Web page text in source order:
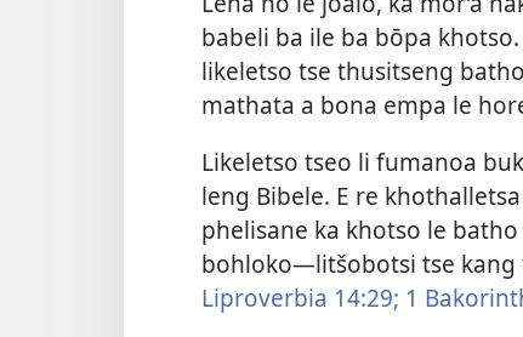
babeli ba ile ba bōpa
likeletso tse thusitseng
mathata a bona empa le
Likeletso tseo li fumanoa
leng Bibele. E re
phelisane ka khotso le
bohloko—litšobotsi tse
Liproverbia 14:29; 1